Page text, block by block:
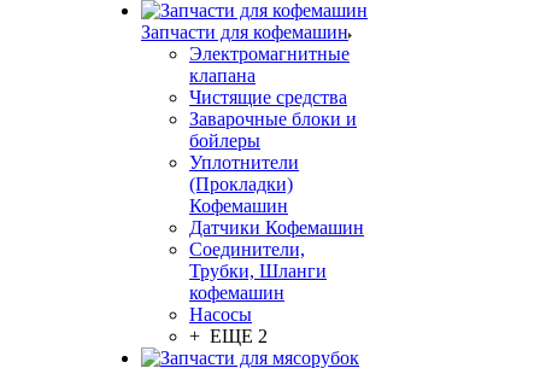
Запчасти для кофемашин
Электромагнитные
клапана
Чистящие средства
Заварочные блоки и
бойлеры
Уплотнители
(Прокладки)
Кофемашин
Датчики Кофемашин
Соединители,
Трубки, Шланги
кофемашин
Насосы
+ ЕЩЕ 2